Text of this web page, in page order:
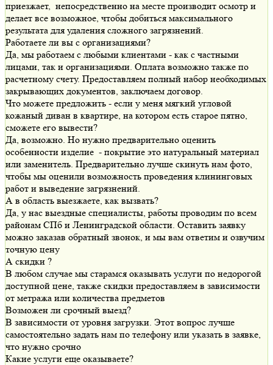
приезжает, непосредственно на месте производит осмотр и
делает все возможное, чтобы добиться максимального
результата для удаления сложного загрязнений.
Работаете ли вы с организациями?
Да, мы работаем с любыми клиентами - как с частными
лицами, так и организациями. Оплата возможно также по
расчетному счету. Предоставляем полный набор необходимых
закрывающих документов, заключаем договор.
Что можете предложить - если у меня мягкий угловой
кожаный диван в квартире, на котором есть старое пятно,
сможете его вывести?
Да, возможно. Но нужно предварительно оценить
особенности изделие - покрытие это натуральный материал
или заменитель. Предварительно лучше скинуть нам фото,
чтобы мы оценили возможность проведения клининговых
работ и выведение загрязнений.
А в область выезжаете, как вызвать?
Да, у нас выездные специалисты, работы проводим по всем
районам СПб и Ленинградской области. Оставить заявку
можно заказав обратный звонок, и мы вам ответим и озвучим
точную цену
А скидки ?
В любом случае мы старамся оказывать услуги по недорогой
доступной цене, также скидки предоставляем в зависимости
от метража или количества предметов
Возможен ли срочный выезд?
В зависимости от уровня загрузки. Этот вопрос лучше
самостоятельно задать нам по телефону или указать в заявке,
что нужно срочно
Какие услуги еще оказываете?